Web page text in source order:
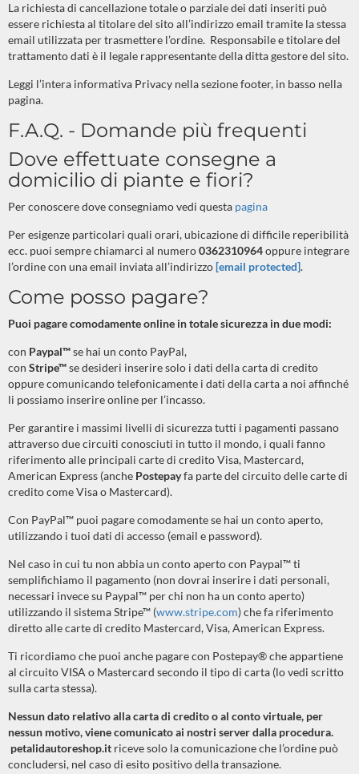
La richiesta di cancellazione totale o parziale dei dati inseriti può
essere richiesta al titolare del sito all’indirizzo email tramite la stessa
email utilizzata per trasmettere l’ordine. Responsabile e titolare del
trattamento dati è il legale rappresentante della ditta gestore del sito.
Leggi l’intera informativa Privacy nella sezione footer, in basso nella
pagina.
F.A.Q. - Domande più frequenti
Dove effettuate consegne a
domicilio di piante e fiori?
Per conoscere dove consegniamo vedi questa pagina
Per esigenze particolari quali orari, ubicazione di difficile reperibilità
ecc. puoi sempre chiamarci al numero0362310964oppure integrare
l’ordine con una email inviata all’indirizzo[email protected].
Come posso pagare?
Puoi pagare comodamente online in totale sicurezza in due modi:
con Paypal™se hai un conto PayPal,
con Stripe™se desideri inserire solo i dati della carta di credito
oppure comunicando telefonicamente i dati della carta a noi affinché
li possiamo inserire online per l’incasso.
Per garantire i massimi livelli di sicurezza tutti i pagamenti passano
attraverso due circuiti conosciuti in tutto il mondo, i quali fanno
riferimento alle principali carte di credito Visa, Mastercard,
American Express (anche Postepayfa parte del circuito delle carte di
credito come Visa o Mastercard).
Con PayPal™ puoi pagare comodamente se hai un conto aperto,
utilizzando i tuoi dati di accesso (email e password).
Nel caso in cui tu non abbia un conto aperto con Paypal™ ti
semplifichiamo il pagamento (non dovrai inserire i dati personali,
necessari invece su Paypal™ per chi non ha un conto aperto)
utilizzando il sistema Stripe™ (www.stripe.com) che fa riferimento
diretto alle carte di credito Mastercard, Visa, American Express.
Ti ricordiamo che puoi anche pagare con Postepay® che appartiene
al circuito VISA o Mastercard secondo il tipo di carta (lo vedi scritto
sulla carta stessa).
Nessun dato relativo alla carta di credito o al conto virtuale, per
nessun motivo, viene comunicato ai nostri server dalla procedura.
petalidautoreshop.it riceve solo la comunicazione che l’ordine può
concludersi, nel caso di esito positivo della transazione.